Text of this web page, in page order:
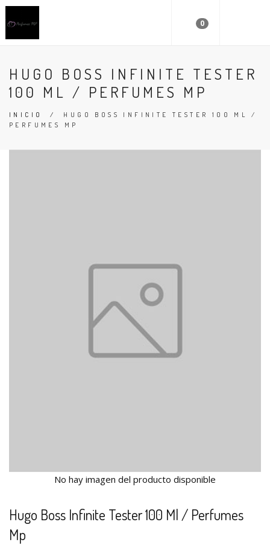
0
HUGO BOSS INFINITE TESTER
100 ML / PERFUMES MP
INICIO / HUGO BOSS INFINITE TESTER 100 ML /
PERFUMES MP
No hay imagen del producto disponible
Hugo Boss Infinite Tester 100 Ml / Perfumes
Mp